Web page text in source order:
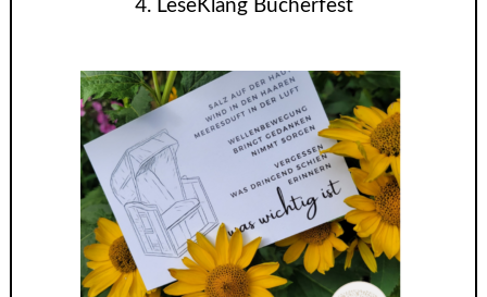
4. LeseKlang Bücherfest